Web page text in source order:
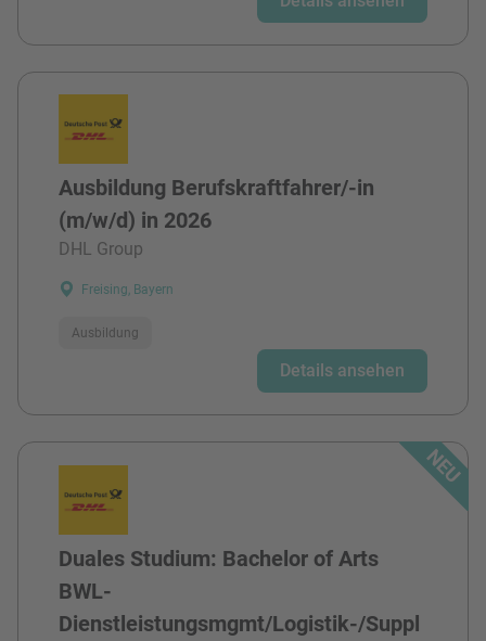
Ausbildung Berufskraftfahrer/-in
(m/w/d) in 2026
DHL Group
Freising, Bayern
Ausbildung
Details ansehen
Duales Studium: Bachelor of Arts
BWL-
Dienstleistungsmgmt/Logistik-/Suppl